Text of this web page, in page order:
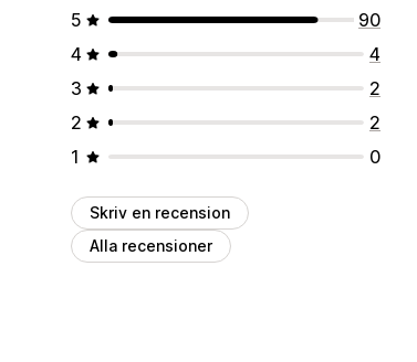
5
90
4
4
3
2
2
2
1
0
Skriv en recension
Alla recensioner